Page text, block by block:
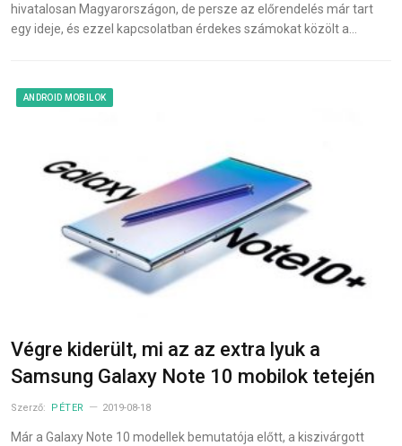
hivatalosan Magyarországon, de persze az előrendelés már tart
egy ideje, és ezzel kapcsolatban érdekes számokat közölt a…
ANDROID MOBILOK
Végre kiderült, mi az az extra lyuk a
Samsung Galaxy Note 10 mobilok tetején
Szerző: PÉTER 2019-08-18
Már a Galaxy Note 10 modellek bemutatója előtt, a kiszivárgott